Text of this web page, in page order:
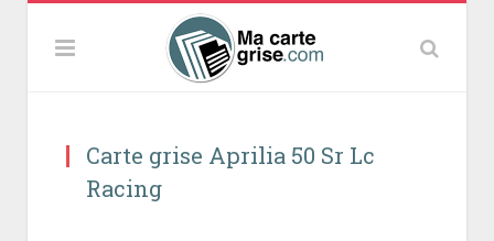
Carte grise Aprilia 50 Sr Lc
Racing